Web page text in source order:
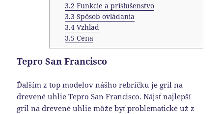
3.2 Funkcie a príslušenstvo
3.3 Spôsob ovládania
3.4Vzhľad
3.5 Cena
Tepro San Francisco
Ďalším z top modelov nášho rebríčku je gril na
drevené uhlie Tepro San Francisco. Nájsť najlepší
gril na drevené uhlie môže byť problematické už z